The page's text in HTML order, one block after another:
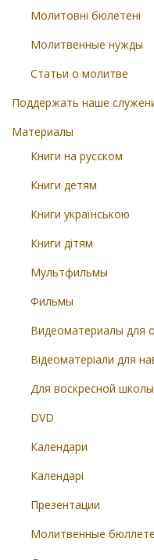
Молитовні бюлетені
Молитвенные нужды
Статьи о молитве
Поддержать наше
Материалы
Книги на русском
Книги детям
Книги українською
Книги дітям
Мультфильмы
Фильмы
Видеоматериалы для
Відеоматеріали для
Для воскресной школы
DVD
Календари
Календарі
Презентации
Молитвенные